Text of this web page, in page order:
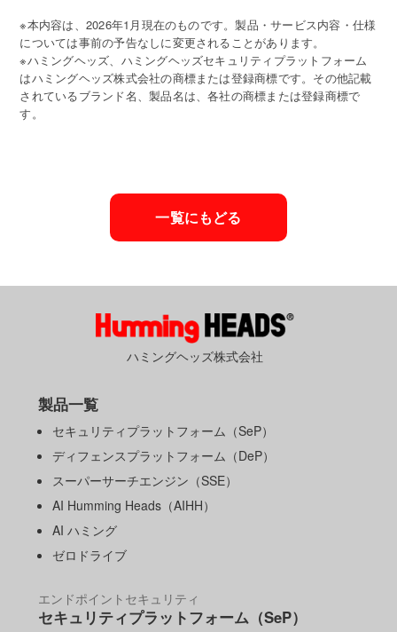
※本内容は、2026年1月現在のものです。製品・サービス内容・仕様
については事前の予告なしに変更されることがあります。
※ハミングヘッズ、ハミングヘッズセキュリティプラットフォーム
はハミングヘッズ株式会社の商標または登録商標です。その他記載
されているブランド名、製品名は、各社の商標または登録商標で
す。
一覧にもどる
ハミングヘッズ株式会社
製品一覧
セキュリティプラットフォーム（SeP）
ディフェンスプラットフォーム（DeP）
スーパーサーチエンジン（SSE）
AI Humming Heads（AIHH）
AI ハミング
ゼロドライブ
エンドポイントセキュリティ
セキュリティプラットフォーム（SeP）